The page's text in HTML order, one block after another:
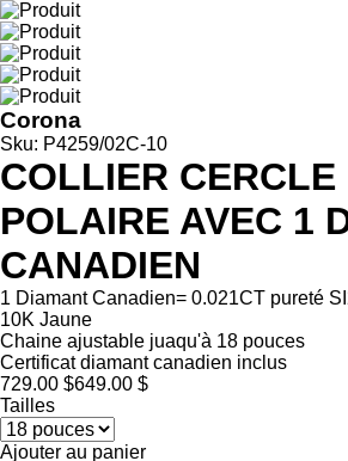
Corona
Sku: P4259/02C-10
COLLIER CERCLE
POLAIRE AVEC 1
CANADIEN
1 Diamant Canadien= 0.021CT pureté
10K Jaune
Chaine ajustable juaqu'à 18 pouces
Certificat diamant canadien inclus
729.00 $649.00 $
Tailles
Ajouter au panier